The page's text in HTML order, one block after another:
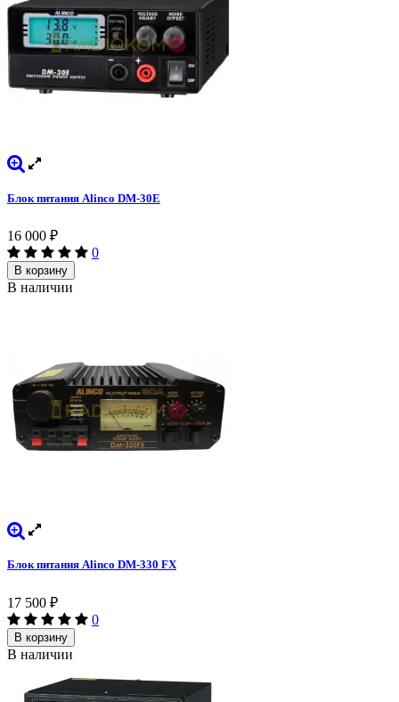
Блок питания Alinco DM-30E
16 000 ₽
0
В корзину
В наличии
Блок питания Alinco DM-330 FX
17 500 ₽
0
В корзину
В наличии